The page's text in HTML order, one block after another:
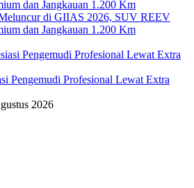
di GIIAS 2026, SUV REEV
dan Jangkauan 1.200 Km
Pengemudi Profesional Lewat Extra
2026